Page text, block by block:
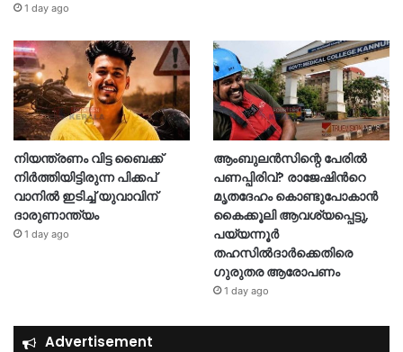
1 day ago
നിയന്ത്രണം വിട്ട ബൈക്ക്
നിർത്തിയിട്ടിരുന്ന പിക്കപ്
വാനിൽ ഇടിച്ച് യുവാവിന്
ദാരുണാന്ത്യം
1 day ago
ആംബുലൻസിന്റെ പേരിൽ
പണപ്പിരിവ്? രാജേഷിന്‍റെ
മൃതദേഹം കൊണ്ടുപോകാൻ
കൈക്കൂലി ആവശ്യപ്പെട്ടു,
പയ്യന്നൂർ
തഹസിൽദാർക്കെതിരെ
ഗുരുതര ആരോപണം
1 day ago
Advertisement